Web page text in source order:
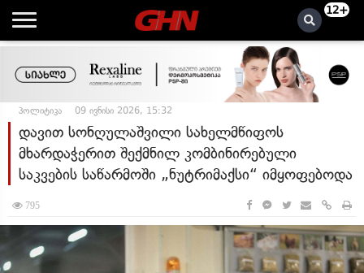
12+
პოლიტიკა 09 ივნისი 2026, 15:32
დავით სონღულაშვილი სახელმწიფოს
მხარდაჭერით შექმნილ კომბინირებული
საკვების საწარმოში „ნუტრიმაქსი“ იმყოფებოდა
795